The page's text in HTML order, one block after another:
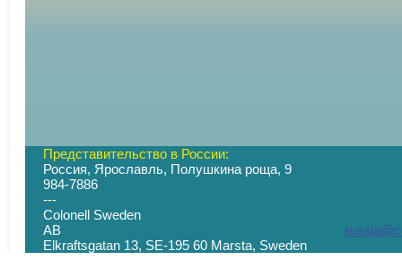
Представительство в России:
Россия, Ярославль, Полушкина роща, 9
984-7886
---
Colonell Sweden
AB
Elkraftsgatan 13, SE-195 60 Marsta,